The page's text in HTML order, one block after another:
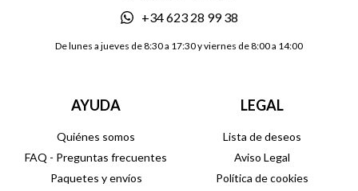
+34 623 28 99 38
De lunes a jueves de 8:30 a 17:30 y viernes de 8:00 a 14:00
AYUDA
Quiénes somos
FAQ - Preguntas frecuentes
Paquetes y envíos
LEGAL
Lista de deseos
Aviso Legal
Política de cookies